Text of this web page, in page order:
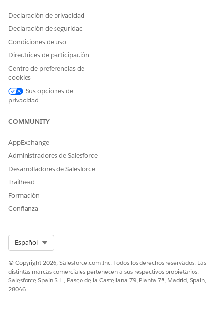
¿RESOLVIÓ ESTE ARTÍCULO SU PROBLEMA?
¡Háganos saber cómo podemos mejorar!
Declaración de privacidad
Declaración de seguridad
Condiciones de uso
Directrices de participación
Centro de preferencias de
cookies
Sus opciones de
privacidad
COMMUNITY
AppExchange
Administradores de Salesforce
Desarrolladores de Salesforce
Trailhead
Formación
Confianza
Español
© Copyright 2026, Salesforce.com Inc. Todos los derechos reservados. Las
distintas marcas comerciales pertenecen a sus respectivos propietarios.
Salesforce Spain S.L., Paseo de la Castellana 79, Planta 7ª, Madrid, Spain,
28046